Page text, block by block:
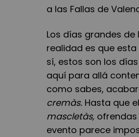
a las Fallas de
Los días grandes de
realidad es que
sí, estos son los
aquí para allá
como sabes,
cremàs. Hasta que
mascletàs,
evento parece